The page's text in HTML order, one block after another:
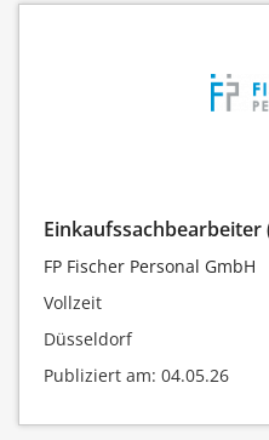
FP Fischer Personal GmbH
Vollzeit
Düsseldorf
Publiziert am: 04.05.26